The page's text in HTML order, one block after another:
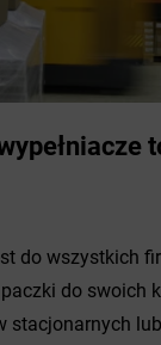
do wszystkich
do swoich
stacjonarnych